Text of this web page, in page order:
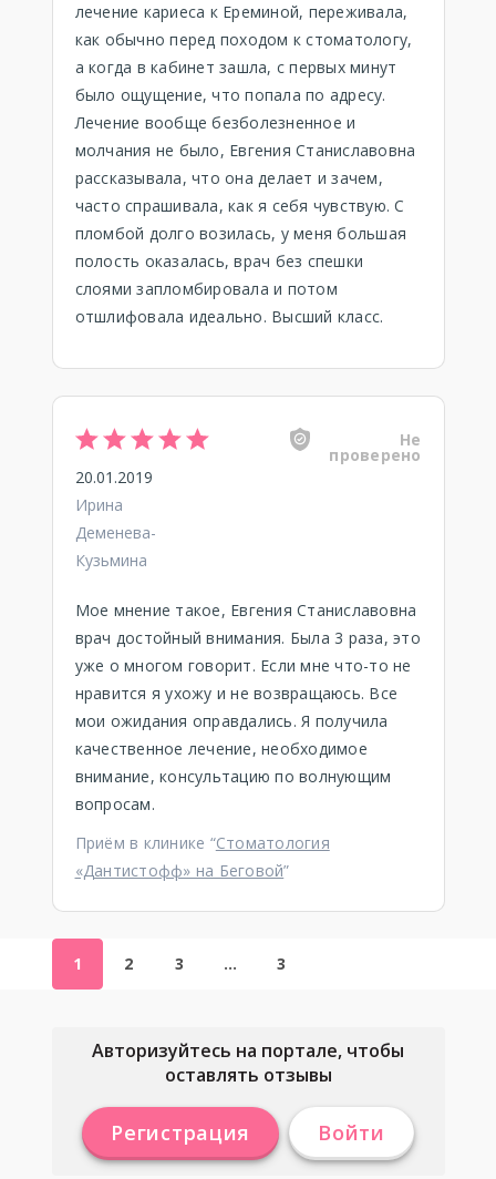
лечение кариеса к Ереминой, переживала,
как обычно перед походом к стоматологу,
а когда в кабинет зашла, с первых минут
было ощущение, что попала по адресу.
Лечение вообще безболезненное и
молчания не было, Евгения Станиславовна
рассказывала, что она делает и зачем,
часто спрашивала, как я себя чувствую. С
пломбой долго возилась, у меня большая
полость оказалась, врач без спешки
слоями запломбировала и потом
отшлифовала идеально. Высший класс.
Не
проверено
20.01.2019
Ирина
Деменева-
Кузьмина
Мое мнение такое, Евгения Станиславовна
врач достойный внимания. Была 3 раза, это
уже о многом говорит. Если мне что-то не
нравится я ухожу и не возвращаюсь. Все
мои ожидания оправдались. Я получила
качественное лечение, необходимое
внимание, консультацию по волнующим
вопросам.
Приём в клинике “Стоматология
«Дантистофф» на Беговой”
1 2 3 … 3
Авторизуйтесь на портале, чтобы
оставлять отзывы
Регистрация Войти